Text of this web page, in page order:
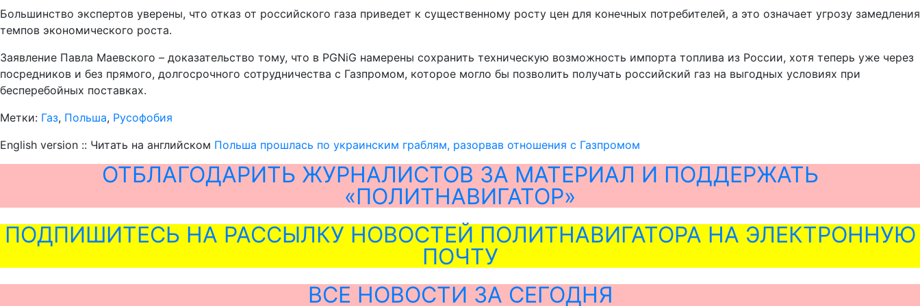
Большинство экспертов уверены, что отказ от российского газа приведет к существенному росту цен для конечных потребителей, а это означает угрозу замедления
темпов экономического роста.
Заявление Павла Маевского – доказательство тому, что в PGNiG намерены сохранить техническую возможность импорта топлива из России, хотя теперь уже через
посредников и без прямого, долгосрочного сотрудничества с Газпромом, которое могло бы позволить получать российский газ на выгодных условиях при
бесперебойных поставках.
Метки: Газ, Польша, Русофобия
English version :: Читать на английском Польша прошлась по украинским граблям, разорвав отношения с Газпромом
ОТБЛАГОДАРИТЬ ЖУРНАЛИСТОВ ЗА МАТЕРИАЛ И ПОДДЕРЖАТЬ
«ПОЛИТНАВИГАТОР»
ПОДПИШИТЕСЬ НА РАССЫЛКУ НОВОСТЕЙ ПОЛИТНАВИГАТОРА НА ЭЛЕКТРОННУЮ
ПОЧТУ
ВСЕ НОВОСТИ ЗА СЕГОДНЯ